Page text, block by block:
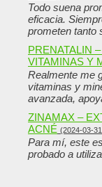
Todo suena
eficacia.
prometen tanto
PRENATALIN
VITAMINAS Y
Realmente me
vitaminas y
avanzada,
ZINAMAX –
ACNÉ (2024-03-
Para mí, este
probado a